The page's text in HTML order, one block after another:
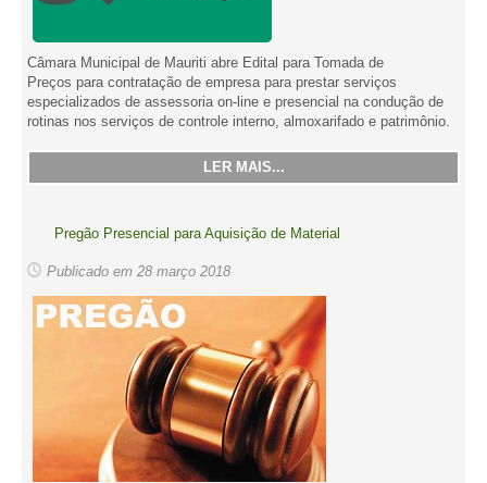
Câmara Municipal de Mauriti abre Edital para Tomada de
Preços para contratação de empresa para prestar serviços
especializados de assessoria on-line e presencial na condução de
rotinas nos serviços de controle interno, almoxarifado e patrimônio.
LER MAIS...
Pregão Presencial para Aquisição de Material
Publicado em 28 março 2018